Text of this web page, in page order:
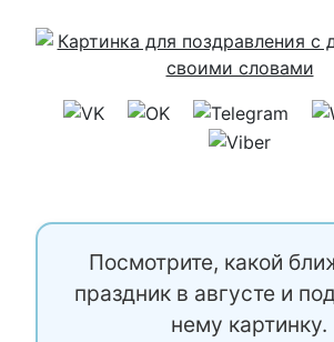
Посмотрите, какой
праздник в августе и
нему картинку.